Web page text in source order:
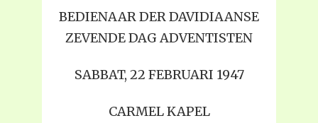
BEDIENAAR DER DAVIDIAANSE
ZEVENDE DAG ADVENTISTEN
SABBAT, 22 FEBRUARI 1947
CARMEL KAPEL